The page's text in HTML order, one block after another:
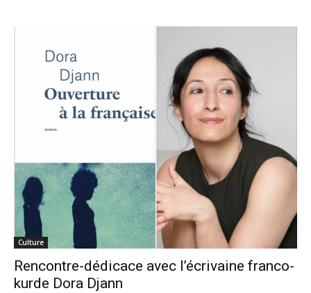
Culture
Rencontre-dédicace avec l’écrivaine franco-
kurde Dora Djann